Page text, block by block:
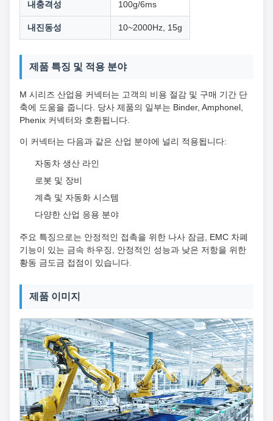
내충격성 100g/6ms
내진동성 10~2000Hz, 15g
제품 특징 및 적용 분야
M 시리즈 산업용 커넥터는 고객의 비용 절감 및 구매 기간 단
축에 도움을 줍니다. 당사 제품의 일부는 Binder, Amphonel,
Phenix 커넥터와 호환됩니다.
이 커넥터는 다음과 같은 산업 분야에 널리 적용됩니다:
자동차 생산 라인
로봇 및 장비
계측 및 자동화 시스템
다양한 산업 응용 분야
주요 특징으로는 안정적인 접촉을 위한 나사 잠금, EMC 차폐
기능이 있는 금속 하우징, 안정적인 성능과 낮은 저항을 위한
황동 금도금 접점이 있습니다.
제품 이미지